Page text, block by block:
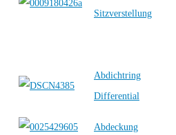
Sitzverstellung
Abdichtring
Differential
Abdeckung